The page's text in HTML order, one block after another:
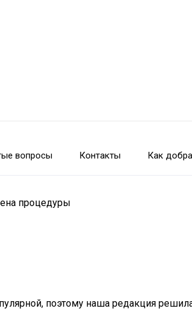
вопросы Контакты Как
процедуры
поэтому наша редакция